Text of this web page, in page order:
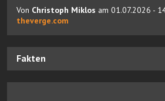
Von Christoph Miklos am 01.07.2026 -
theverge.com
Fakten